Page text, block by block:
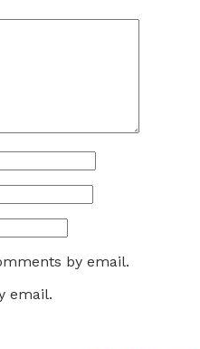
by email.
email.